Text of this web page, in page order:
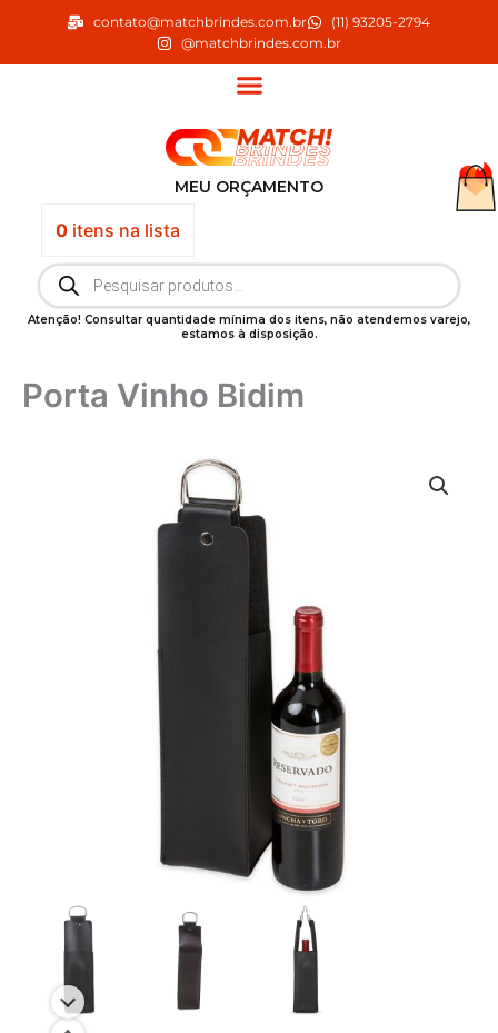
o
contato@matchbrindes.com.br
(11) 93205-2794
@matchbrindes.com.br
MEU ORÇAMENTO
0itens na lista
Pesquisar
produtos
Atenção! Consultar quantidade mínima dos itens, não atendemos varejo,
estamos à disposição.
Porta Vinho Bidim